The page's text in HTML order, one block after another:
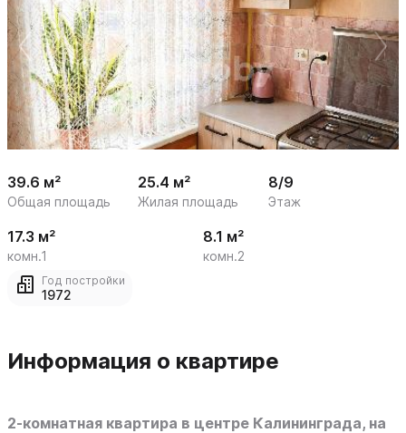
1
/
22
39.6 м²
Общая площадь
25.4 м²
Жилая площадь
8/9
Этаж
17.3 м²
комн.1
8.1 м²
комн.2
Год постройки
1972
Информация о квартире
2-комнатная квартира в центре Калининграда, на